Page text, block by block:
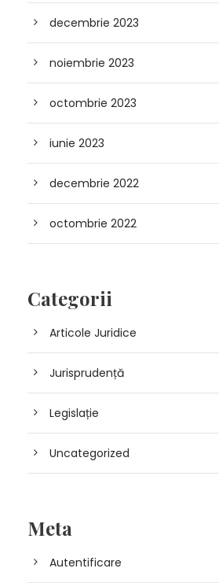
decembrie 2023
noiembrie 2023
octombrie 2023
iunie 2023
decembrie 2022
octombrie 2022
Categorii
Articole Juridice
Jurisprudență
Legislație
Uncategorized
Meta
Autentificare